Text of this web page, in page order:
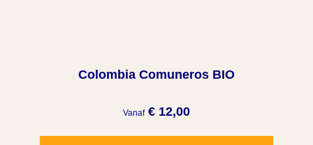
Colombia Comuneros BIO
Vanaf€ 12,00